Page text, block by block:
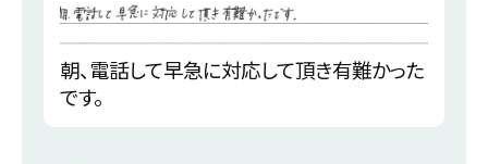
朝、電話して早急に対応して頂き有難かった
です。